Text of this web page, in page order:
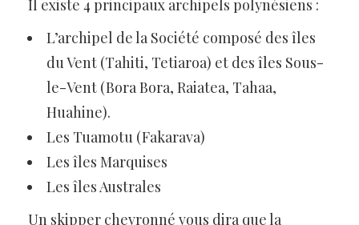
Il existe 4 principaux archipels polynésiens :
L’archipel de la Société composé des îles
du Vent (Tahiti, Tetiaroa) et des îles Sous-
le-Vent (Bora Bora, Raiatea, Tahaa,
Huahine).
Les Tuamotu (Fakarava)
Les îles Marquises
Les îles Australes
Un skipper chevronné vous dira que la